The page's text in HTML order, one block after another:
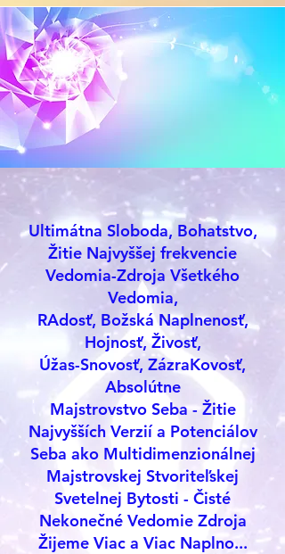
Ultimátna Sloboda, Bohatstvo,
Žitie Najvyššej frekvencie
Vedomia-Zdroja Všetkého
Vedomia,
RAdosť, Božská Naplnenosť,
Hojnosť, Živosť,
Úžas-Snovosť, ZázraKovosť,
Absolútne
Majstrovstvo Seba - Žitie
Najvyšších Verzií a Potenciálov
Seba ako Multidimenzionálnej
Majstrovskej Stvoriteľskej
Svetelnej Bytosti - Čisté
Nekonečné Vedomie Zdroja
Žijeme Viac a Viac Naplno...